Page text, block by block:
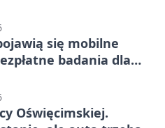
się mobilne
badania dla
Oświęcimskiej.